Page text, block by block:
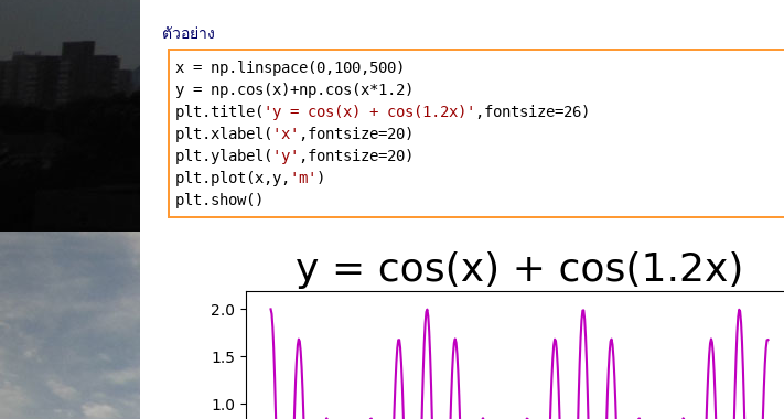
ตัวอย่าง
x = np.linspace(0,100,500)
y = np.cos(x)+np.cos(x*1.2)
plt.title( 'y = cos(x) + cos(1.2x)' ,fontsize=26)
plt.xlabel( 'x' ,fontsize=20)
plt.ylabel( 'y' ,fontsize=20)
plt.plot(x,y, 'm' )
plt.show()